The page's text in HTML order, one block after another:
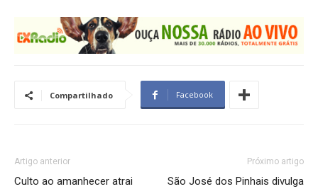
Compartilhado Facebook
Artigo anterior
Culto ao amanhecer atrai
Próximo artigo
São José dos Pinhais divulga